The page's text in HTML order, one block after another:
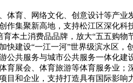
体育、网络文化、创意设计等产业
作集聚新高地，支持松江区深化科
本土消费品品牌，放大“五五购物
建设“一江一河”世界级滨水区，
公共服务与城市公共服务一体化建
育展会、体育旅游等体育服务业；
目和企业，支持打造具有国际影响